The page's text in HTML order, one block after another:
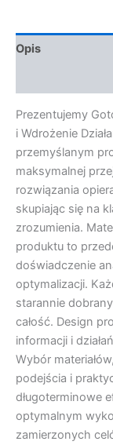
Opis
Prezentujemy
i Wdrożenie
przemyślanym
maksymalnej
rozwiązania
skupiając się na
zrozumienia.
produktu to
doświadczenie
optymalizacji.
starannie
całość. Design
informacji i
Wybór
podejścia i
długoterminowe
optymalnym
zamierzonych